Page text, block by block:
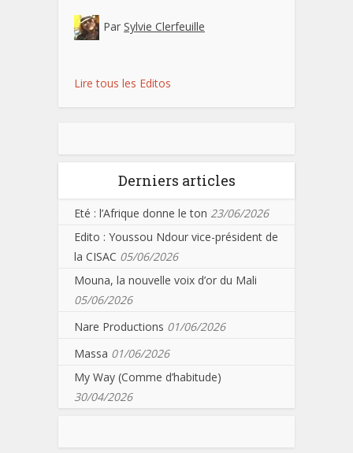
Par Sylvie Clerfeuille
Lire tous les Editos
Derniers articles
Eté : l’Afrique donne le ton 23/06/2026
Edito : Youssou Ndour vice-président de
la CISAC 05/06/2026
Mouna, la nouvelle voix d’or du Mali
05/06/2026
Nare Productions 01/06/2026
Massa 01/06/2026
My Way (Comme d’habitude)
30/04/2026